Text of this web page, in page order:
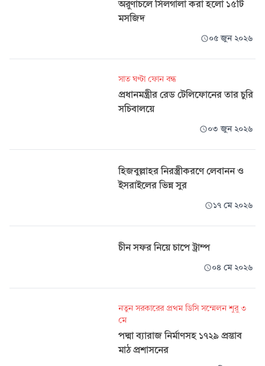
অরুণাচলে সিলগালা করা হলো ১৫টি
মসজিদ
০৫ জুন ২০২৬
সাত ঘণ্টা ফোন বন্ধ
প্রধানমন্ত্রীর রেড টেলিফোনের তার চুরি
সচিবালয়ে
০৩ জুন ২০২৬
হিজবুল্লাহর নিরস্ত্রীকরণে লেবানন ও
ইসরাইলের ভিন্ন সুর
১৭ মে ২০২৬
চীন সফর নিয়ে চাপে ট্রাম্প
০৪ মে ২০২৬
নতুন সরকারের প্রথম ডিসি সম্মেলন শুরু ৩
মে
পদ্মা ব্যারাজ নির্মাণসহ ১৭২৯ প্রস্তাব
মাঠ প্রশাসনের